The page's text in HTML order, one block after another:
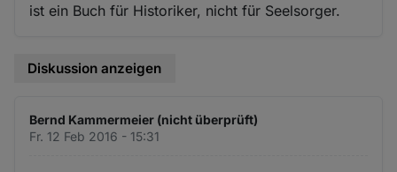
ist ein Buch für Historiker, nicht für Seelsorger.
Diskussion anzeigen
Bernd Kammermeier (nicht überprüft)
Fr. 12 Feb 2016 - 15:31